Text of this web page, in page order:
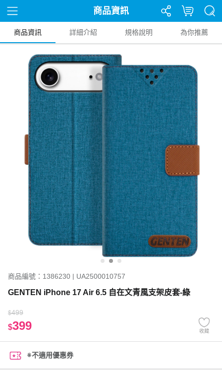
商品資訊
商品資訊 詳細介紹 規格說明 為你推薦
商品編號：1386230 | UA2500010757
GENTEN iPhone 17 Air 6.5 自在文青風支架皮套-綠
$499
$399 收藏
※不適用優惠券